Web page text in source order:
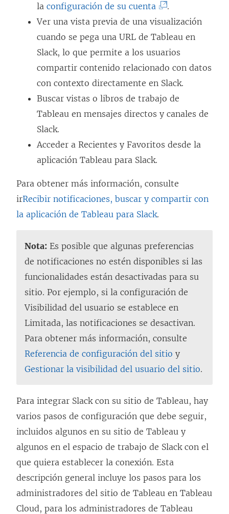
la configuración de su cuenta
E
l
e
n
l
a
c
s
e
b
r
e
n
u
n
a
v
e
n
t
a
a
n
u
e
v
a
)
.
Ver una vista previa de una visualización
cuando se pega una URL de Tableau en
Slack, lo que permite a los usuarios
compartir contenido relacionado con datos
con contexto directamente en Slack.
Buscar vistas o libros de trabajo de
Tableau en mensajes directos y canales de
Slack.
Acceder a Recientes y Favoritos desde la
aplicación Tableau para Slack.
Para obtener más información, consulte
irRecibir notificaciones, buscar y compartir con
la aplicación de Tableau para Slack.
Nota: Es posible que algunas preferencias
de notificaciones no estén disponibles si las
funcionalidades están desactivadas para su
sitio. Por ejemplo, si la configuración de
Visibilidad del usuario se establece en
Limitada, las notificaciones se desactivan.
Para obtener más información, consulte
Referencia de configuración del sitio y
Gestionar la visibilidad del usuario del sitio.
Para integrar Slack con su sitio de Tableau, hay
varios pasos de configuración que debe seguir,
incluidos algunos en su sitio de Tableau y
algunos en el espacio de trabajo de Slack con el
que quiera establecer la conexión. Esta
descripción general incluye los pasos para los
administradores del sitio de Tableau en Tableau
Cloud, para los administradores de Tableau